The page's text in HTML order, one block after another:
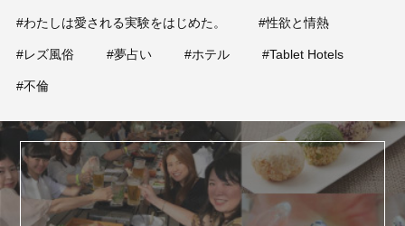
#わたしは愛される実験をはじめた。 #性欲と情熱
#レズ風俗 #夢占い #ホテル #Tablet Hotels
#不倫